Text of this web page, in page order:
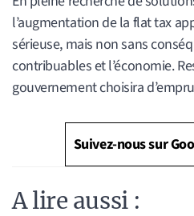
l’augmentation de la flat tax
sérieuse, mais non sans
contribuables et l’économie.
gouvernement choisira
Suivez-nous sur
A lire aussi :